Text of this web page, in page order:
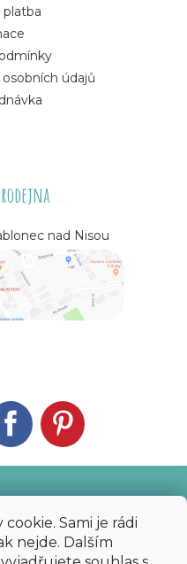
Sami je rádi
nejde. Dalším
platba
údajů
nad Nisou
- Svět